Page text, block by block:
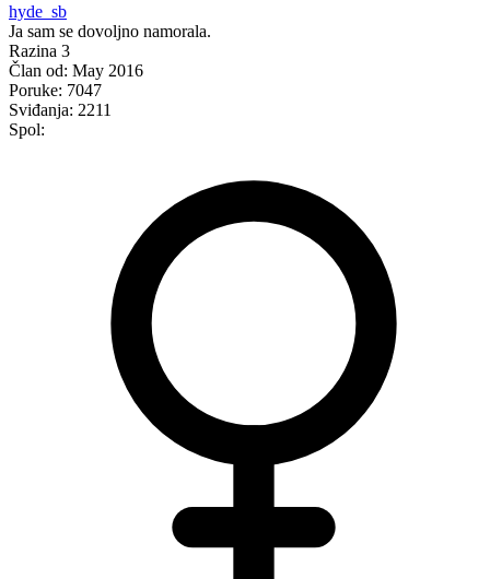
hyde_sb
Ja sam se dovoljno namorala.
Razina 3
Član od: May 2016
Poruke: 7047
Sviđanja: 2211
Spol: